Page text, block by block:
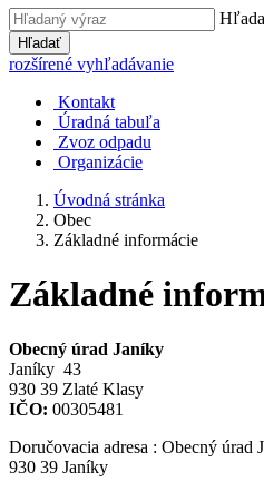
Hľadať
rozšírené vyhľadávanie
Kontakt
Úradná tabuľa
Zvoz odpadu
Organizácie
Úvodná stránka
Obec
Základné informácie
Základné
Obecný úrad Janíky
Janíky 43
930 39 Zlaté Klasy
IČO: 00305481
Doručovacia adresa : Obecný úrad
930 39 Janíky